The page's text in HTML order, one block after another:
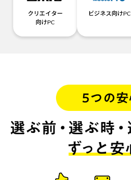
クリエイター
向けPC
ビジネス向けPC